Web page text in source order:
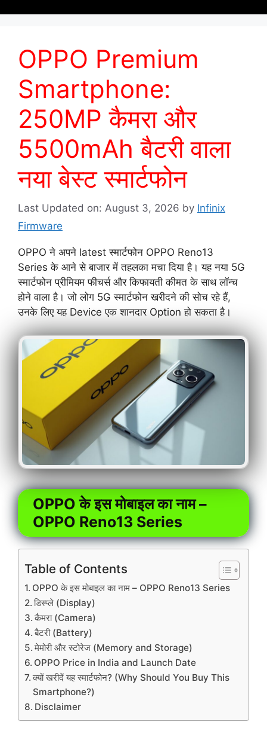
OPPO Premium
Smartphone:
250MP कैमरा और
5500mAh बैटरी वाला
नया बेस्ट स्मार्टफोन
Last Updated on: August 3, 2026 by Infinix
Firmware
OPPO ने अपने latest स्मार्टफोन OPPO Reno13
Series के आने से बाजार में तहलका मचा दिया है। यह नया 5G
स्मार्टफोन प्रीमियम फीचर्स और किफायती कीमत के साथ लॉन्च
होने वाला है। जो लोग 5G स्मार्टफोन खरीदने की सोच रहे हैं,
उनके लिए यह Device एक शानदार Option हो सकता है।
OPPO के इस मोबाइल का नाम –
OPPO Reno13 Series
Table of Contents
OPPO के इस मोबाइल का नाम – OPPO Reno13 Series
डिस्प्ले (Display)
कैमरा (Camera)
बैटरी (Battery)
मेमोरी और स्टोरेज (Memory and Storage)
OPPO Price in India and Launch Date
क्यों खरीदें यह स्मार्टफोन? (Why Should You Buy This
Smartphone?)
Disclaimer